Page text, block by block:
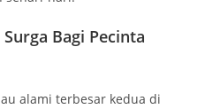
Bagi Pecinta
alami terbesar kedua di